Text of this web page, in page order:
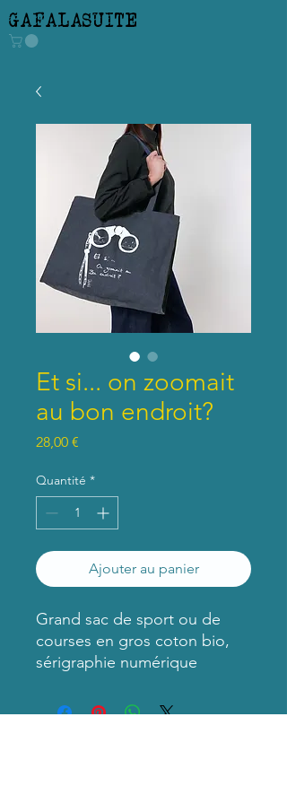
GAFALASUITE
Et si... on zoomait
au bon endroit?
28,00 €
Quantité *
Ajouter au panier
Grand sac de sport ou de
courses en gros coton bio,
sérigraphie numérique